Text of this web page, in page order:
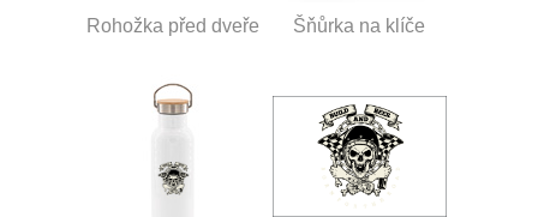
Rohožka před dveře Šňůrka na klíče